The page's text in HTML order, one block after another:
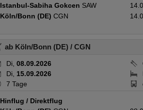
Erweiterte
Istanbul-Sabiha Gokcen SAW
Köln/Bonn (DE) CGN
ab Köln/Bonn (DE) / CGN
Di, 08.09.2026
Di, 15.09.2026
7 Tage
Hinflug / Direktflug